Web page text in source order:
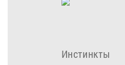
Инстинкты